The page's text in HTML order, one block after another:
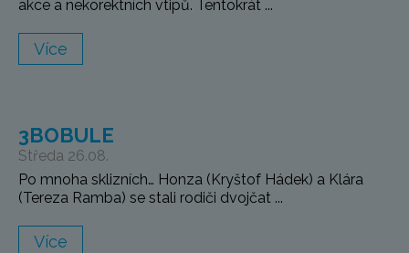
akce a nekorektních vtipů. Tentokrát ...
Více
3BOBULE
Středa 26.08.
Po mnoha sklizních… Honza (Kryštof Hádek) a Klára
(Tereza Ramba) se stali rodiči dvojčat ...
Více